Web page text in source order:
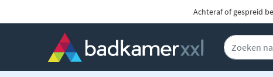
Achteraf of gespreid